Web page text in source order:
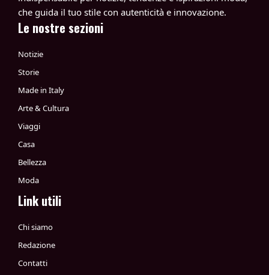
che guida il tuo stile con autenticità e innovazione.
Le nostre sezioni
Notizie
Storie
Made in Italy
Arte & Cultura
Viaggi
Casa
Bellezza
Moda
Link utili
Chi siamo
Redazione
Contatti